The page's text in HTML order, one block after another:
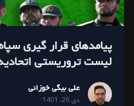
پیامدهای قرار گیری
لیست تروریستی اتحادیه
علی بیگی خوزانی
دی 26، 1401